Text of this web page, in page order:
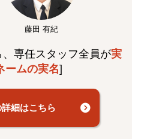
藤田 有紀
専任スタッフ全員が実
ームの実名]
細はこちら